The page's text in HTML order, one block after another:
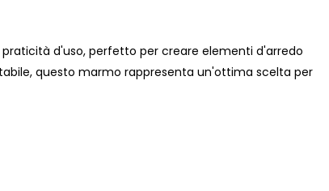
d'uso, perfetto per creare elementi d'arredo
questo marmo rappresenta un'ottima scelta per